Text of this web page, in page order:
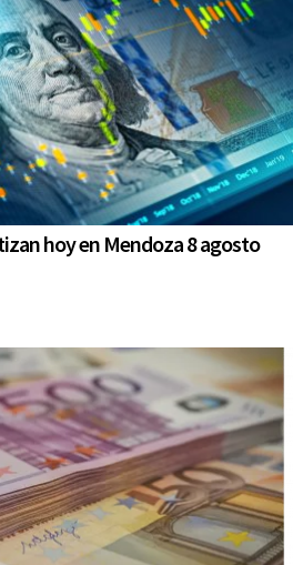
hoy en Mendoza 8 agosto